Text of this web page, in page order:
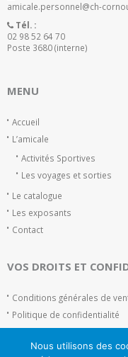
amicale.personnel@ch-
Tél. :
02 98 52 64 70
Poste 3680 (interne)
MENU
Accueil
L’amicale
Activités Sportives
Les voyages et sorties
Le catalogue
Les exposants
Contact
VOS DROITS ET
Conditions générales de
Politique de confidentialité
Plan du site
Mentions Légales
Nous utilisons des